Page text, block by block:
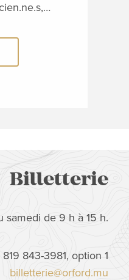
Billetterie
samedi de 9 h à 15 h.
819 843-3981, option 1
billetterie@orford.mu